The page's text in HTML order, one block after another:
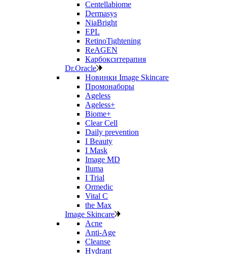
Centellabiome
Dermasys
NiaBright
EPL
RetinoTightening
ReAGEN
Карбокситерапия
Dr.Oracle
Новинки Image Skincare
Промонаборы
Ageless
Ageless+
Biome+
Clear Cell
Daily prevention
I Beauty
I Mask
Image MD
Iluma
I Trial
Ormedic
Vital C
the Max
Image Skincare
Acne
Anti‑Age
Cleanse
Hydrant